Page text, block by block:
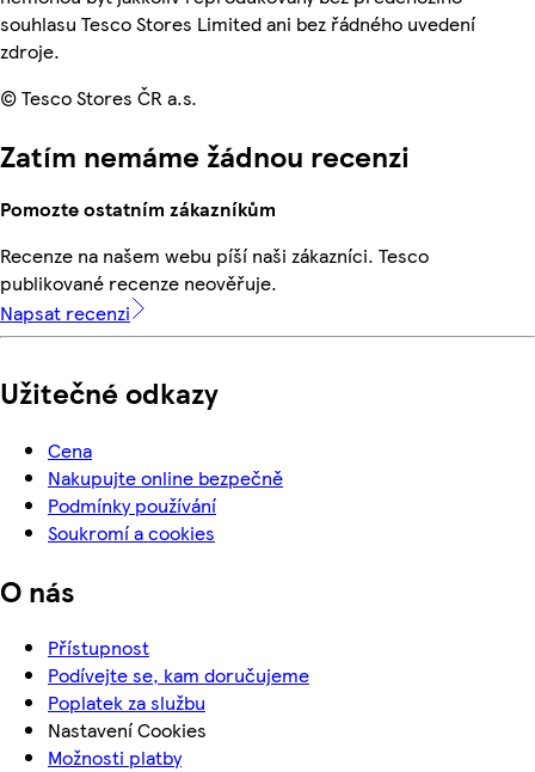
souhlasu Tesco Stores Limited ani bez řádného uvedení
zdroje.
© Tesco Stores ČR a.s.
Zatím nemáme žádnou recenzi
Pomozte ostatním zákazníkům
Recenze na našem webu píší naši zákazníci. Tesco
publikované recenze neověřuje.
Napsat recenzi
Užitečné odkazy
Cena
Nakupujte online bezpečně
Podmínky používání
Soukromí a cookies
O nás
Přístupnost
Podívejte se, kam doručujeme
Poplatek za službu
Nastavení Cookies
Možnosti platby